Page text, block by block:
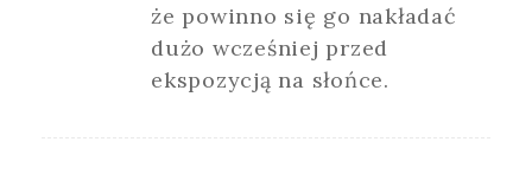
że powinno się go nakładać
dużo wcześniej przed
ekspozycją na słońce.